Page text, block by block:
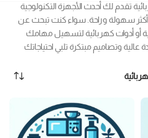
تقدم لك أحدث الأجهزة التكنولوجية
أكثر سهولة وراحة. سواء كنت تبحث عن
أو أدوات كهربائية لتسهيل مهامك
عالية وتصاميم مبتكرة تلبي احتياجاتك